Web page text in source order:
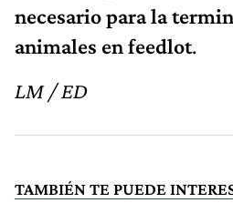
necesario para la
animales en feedlot.
LM / ED
TAMBIÉN TE PUEDE